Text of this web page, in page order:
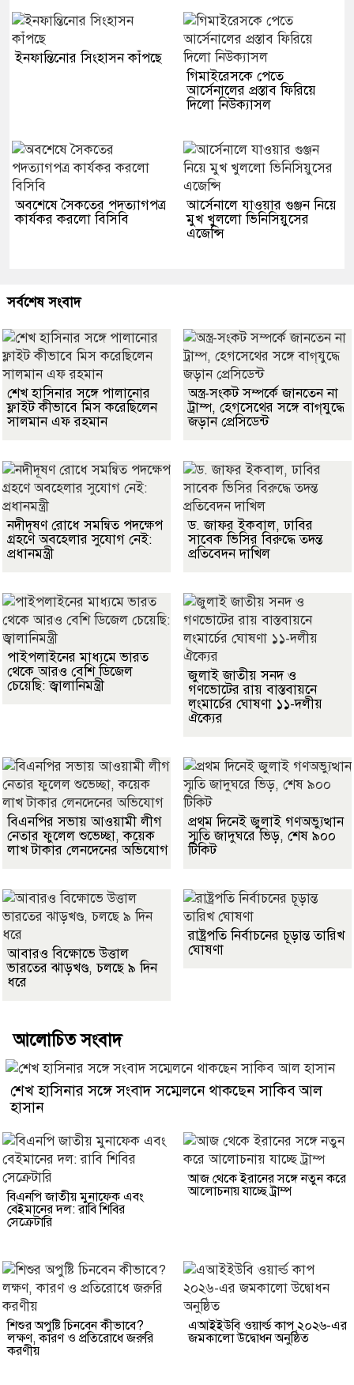
ইনফান্তিনোর সিংহাসন কাঁপছে
গিমাইরেসকে পেতে
আর্সেনালের প্রস্তাব ফিরিয়ে
দিলো নিউক্যাসল
অবশেষে সৈকতের পদত্যাগপত্র
কার্যকর করলো বিসিবি
আর্সেনালে যাওয়ার গুঞ্জন নিয়ে
মুখ খুললো ভিনিসিয়ুসের
এজেন্সি
সর্বশেষ সংবাদ
শেখ হাসিনার সঙ্গে পালানোর
ফ্লাইট কীভাবে মিস করেছিলেন
সালমান এফ রহমান
অস্ত্র-সংকট সম্পর্কে জানতেন না
ট্রাম্প, হেগসেথের সঙ্গে বাগ্‌যুদ্ধে
জড়ান প্রেসিডেন্ট
নদীদূষণ রোধে সমন্বিত পদক্ষেপ
গ্রহণে অবহেলার সুযোগ নেই:
প্রধানমন্ত্রী
ড. জাফর ইকবাল, ঢাবির
সাবেক ভিসির বিরুদ্ধে তদন্ত
প্রতিবেদন দাখিল
পাইপলাইনের মাধ্যমে ভারত
থেকে আরও বেশি ডিজেল
চেয়েছি: জ্বালানিমন্ত্রী
জুলাই জাতীয় সনদ ও
গণভোটের রায় বাস্তবায়নে
লংমার্চের ঘোষণা ১১-দলীয়
ঐক্যের
বিএনপির সভায় আওয়ামী লীগ
নেতার ফুলেল শুভেচ্ছা, কয়েক
লাখ টাকার লেনদেনের অভিযোগ
প্রথম দিনেই জুলাই গণঅভ্যুত্থান
স্মৃতি জাদুঘরে ভিড়, শেষ ৯০০
টিকিট
আবারও বিক্ষোভে উত্তাল
ভারতের ঝাড়খণ্ড, চলছে ৯ দিন
ধরে
রাষ্ট্রপতি নির্বাচনের চূড়ান্ত তারিখ
ঘোষণা
আলোচিত সংবাদ
শেখ হাসিনার সঙ্গে সংবাদ সম্মেলনে থাকছেন সাকিব আল
হাসান
বিএনপি জাতীয় মুনাফেক এবং
বেইমানের দল: রাবি শিবির
সেক্রেটারি
আজ থেকে ইরানের সঙ্গে নতুন করে
আলোচনায় যাচ্ছে ট্রাম্প
শিশুর অপুষ্টি চিনবেন কীভাবে?
লক্ষণ, কারণ ও প্রতিরোধে জরুরি
করণীয়
এআইইউবি ওয়ার্ল্ড কাপ ২০২৬-এর
জমকালো উদ্বোধন অনুষ্ঠিত